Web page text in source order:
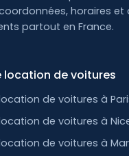
horaires et
partout en France.
location de voitures
de voitures à
de voitures à
de voitures à